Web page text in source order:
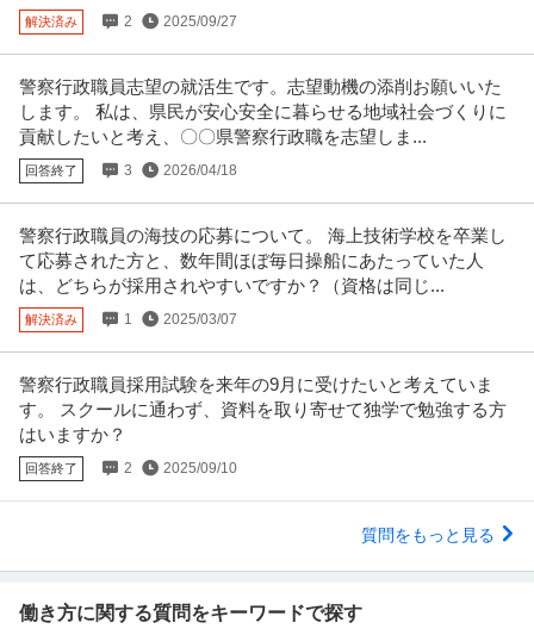
解決済み 2 2025/09/27
警察行政職員志望の就活生です。志望動機の添削お願いいた
します。 私は、県民が安心安全に暮らせる地域社会づくりに
貢献したいと考え、〇〇県警察行政職を志望しま...
回答終了 3 2026/04/18
警察行政職員の海技の応募について。 海上技術学校を卒業し
て応募された方と、数年間ほぼ毎日操船にあたっていた人
は、どちらが採用されやすいですか？（資格は同じ...
解決済み 1 2025/03/07
警察行政職員採用試験を来年の9月に受けたいと考えていま
す。 スクールに通わず、資料を取り寄せて独学で勉強する方
はいますか？
回答終了 2 2025/09/10
質問をもっと見る
働き方に関する質問をキーワードで探す